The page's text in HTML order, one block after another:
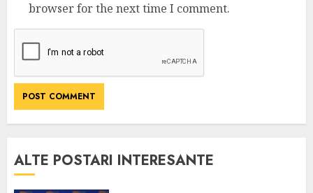
browser for the next time I comment.
ALTE POSTARI INTERESANTE